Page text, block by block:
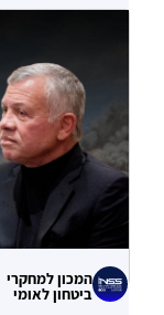
עוקף
04.08.2026
המכון למחקרי
ביטחון לאומי